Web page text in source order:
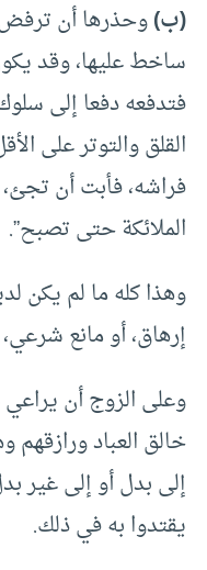
(ب)وحذرها أن
ساخط عليها، وقد
فتدفعه دفعا إلى
القلق والتوتر على
فراشه، فأبت أن
الملائكة حتى تصبح”.
وهذا كله ما لم يكن
إرهاق، أو مانع
وعلى الزوج أن
خالق العباد
إلى بدل أو إلى غير
يقتدوا به في ذلك.